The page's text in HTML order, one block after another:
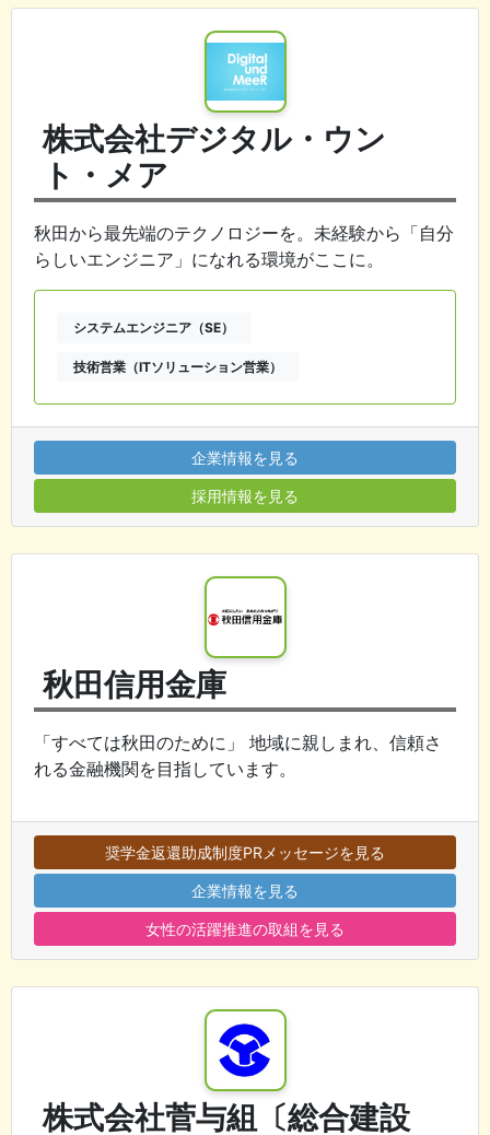
株式会社デジタル・ウン
ト・メア
秋田から最先端のテクノロジーを。未経験から「自分
らしいエンジニア」になれる環境がここに。
システムエンジニア（SE）
技術営業（ITソリューション営業）
企業情報を見る
採用情報を見る
秋田信用金庫
「すべては秋田のために」 地域に親しまれ、信頼さ
れる金融機関を目指しています。
奨学金返還助成制度PRメッセージを見る
企業情報を見る
女性の活躍推進の取組を見る
株式会社菅与組〔総合建設